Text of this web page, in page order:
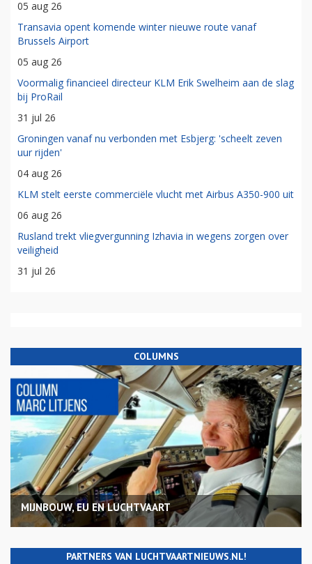
05 aug 26
Transavia opent komende winter nieuwe route vanaf
Brussels Airport
05 aug 26
Voormalig financieel directeur KLM Erik Swelheim aan de slag
bij ProRail
31 jul 26
Groningen vanaf nu verbonden met Esbjerg: 'scheelt zeven
uur rijden'
04 aug 26
KLM stelt eerste commerciële vlucht met Airbus A350-900 uit
06 aug 26
Rusland trekt vliegvergunning Izhavia in wegens zorgen over
veiligheid
31 jul 26
COLUMNS
MIJNBOUW, EU EN LUCHTVAART
PARTNERS VAN LUCHTVAARTNIEUWS.NL!